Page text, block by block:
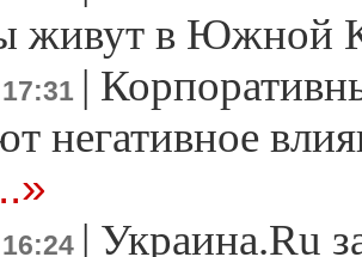
живут в Южной
|
негативное
| Украина.Ru